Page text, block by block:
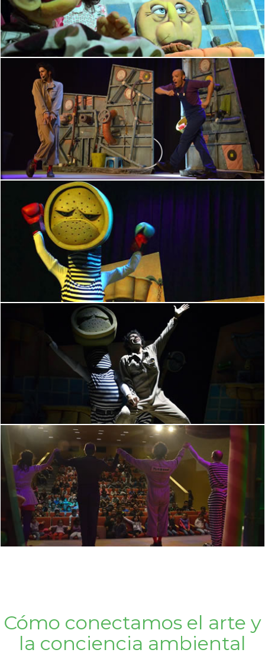
Cómo conectamos el arte y
la conciencia ambiental